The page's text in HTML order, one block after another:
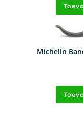
Michelin